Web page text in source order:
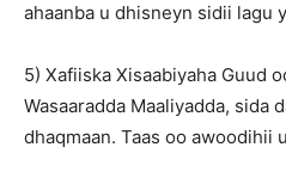
ahaanba u dhisneyn sidii lagu
5) Xafiiska Xisaabiyaha Guud
Wasaaradda Maaliyadda, sida
dhaqmaan. Taas oo awoodihii